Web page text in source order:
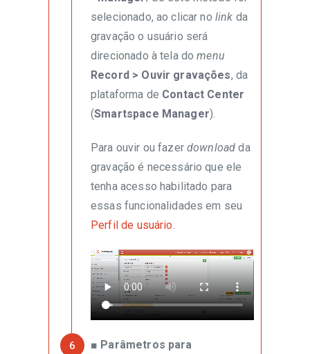
selecionado, ao clicar no link da
gravação o usuário será
direcionado à tela domenu
Record > Ouvir gravações, da
plataforma de Contact Center
(Smartspace Manager).
Para ouvir ou fazer download da
gravação é necessário que ele
tenha acesso habilitado para
essas funcionalidades em seu
Perfil de usuário.
■ Parâmetros para